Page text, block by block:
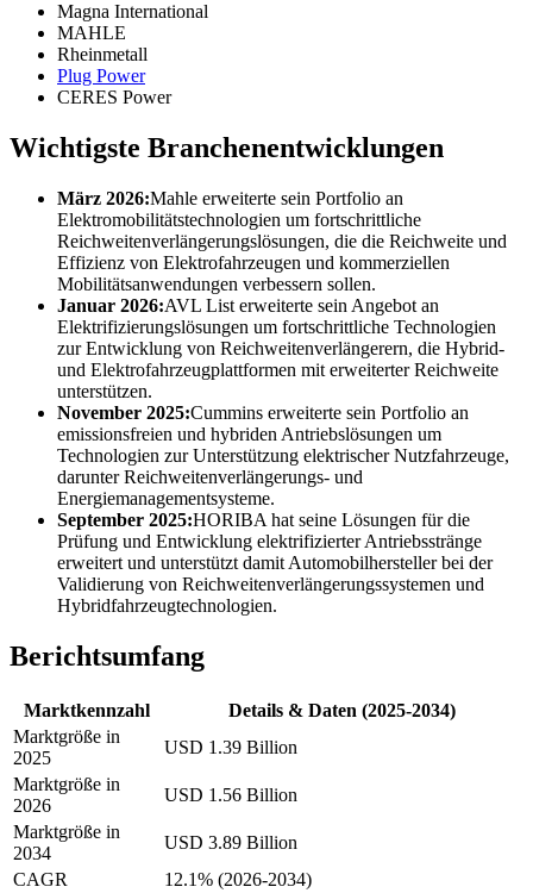
Magna International
MAHLE
Rheinmetall
Plug Power
CERES Power
Wichtigste Branchenentwicklungen
März 2026:Mahle erweiterte sein Portfolio an
Elektromobilitätstechnologien um fortschrittliche
Reichweitenverlängerungslösungen, die die Reichweite und
Effizienz von Elektrofahrzeugen und kommerziellen
Mobilitätsanwendungen verbessern sollen.
Januar 2026:AVL List erweiterte sein Angebot an
Elektrifizierungslösungen um fortschrittliche Technologien
zur Entwicklung von Reichweitenverlängerern, die Hybrid-
und Elektrofahrzeugplattformen mit erweiterter Reichweite
unterstützen.
November 2025:Cummins erweiterte sein Portfolio an
emissionsfreien und hybriden Antriebslösungen um
Technologien zur Unterstützung elektrischer Nutzfahrzeuge,
darunter Reichweitenverlängerungs- und
Energiemanagementsysteme.
September 2025:HORIBA hat seine Lösungen für die
Prüfung und Entwicklung elektrifizierter Antriebsstränge
erweitert und unterstützt damit Automobilhersteller bei der
Validierung von Reichweitenverlängerungssystemen und
Hybridfahrzeugtechnologien.
Berichtsumfang
Marktkennzahl
Details & Daten (2025-2034)
Marktgröße in
2025
USD 1.39 Billion
Marktgröße in
2026
USD 1.56 Billion
Marktgröße in
2034
USD 3.89 Billion
CAGR
12.1% (2026-2034)